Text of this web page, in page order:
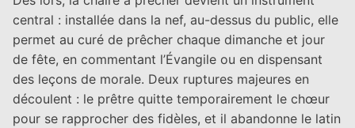
central : installée dans la nef, au-dessus du public, elle
permet au curé de prêcher chaque dimanche et jour
de fête, en commentant l’Évangile ou en dispensant
des leçons de morale. Deux ruptures majeures en
découlent : le prêtre quitte temporairement le chœur
pour se rapprocher des fidèles, et il abandonne le latin